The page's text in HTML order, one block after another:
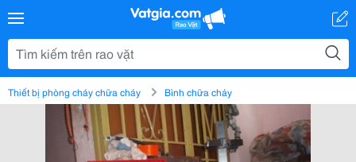
Thiết bị phòng cháy chữa cháy Bình chữa cháy